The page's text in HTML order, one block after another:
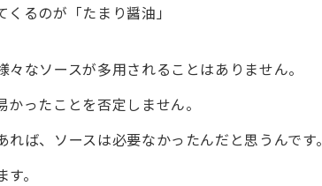
るのが「たまり醤油」
なソースが多用されることはありません。
ったことを否定しません。
ば、ソースは必要なかったんだと思うんです。
。